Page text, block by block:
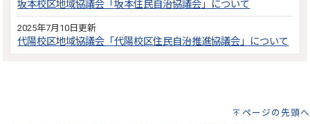
坂本校区地域協議会「坂本住民自治協議会」について
2025年7月10日更新
代陽校区地域協議会「代陽校区住民自治推進協議会」について
ページの先頭へ